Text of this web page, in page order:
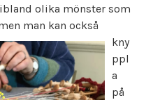
olika mönster som
man kan också
kny
ppl
a
på